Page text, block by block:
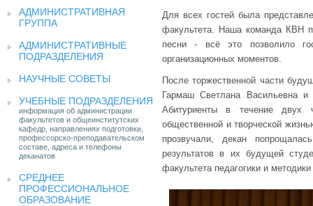
АДМИНИСТРАТИВНАЯ
ГРУППА
АДМИНИСТРАТИВНЫЕ
ПОДРАЗДЕЛЕНИЯ
НАУЧНЫЕ СОВЕТЫ
УЧЕБНЫЕ ПОДРАЗДЕЛЕНИЯ
информация об администрации
факультетов и общеинститутских
кафедр, направлениях подготовки,
профессорско-преподавательском
составе, адреса и телефоны
деканатов
СРЕДНЕЕ
ПРОФЕССИОНАЛЬНОЕ
ОБРАЗОВАНИЕ
Для всех гостей была
факультета. Наша команда КВН
песни - всё это позволило
организационных моментов.
После торжественной части
Гармаш Светлана Васильевна
Абитуриенты в течение двух
общественной и творческой
прозвучали, декан
результатов в их будущей
факультета педагогики и